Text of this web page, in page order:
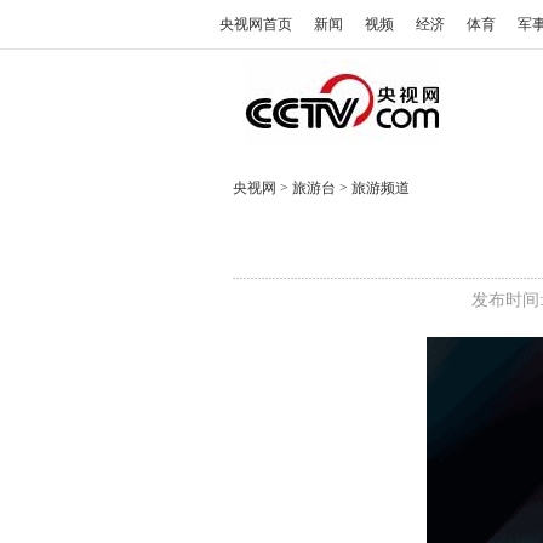
央视网首页 新闻 视频 经济 体育 军
央视网 > 旅游台 > 旅游频道
发布时